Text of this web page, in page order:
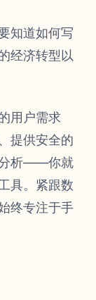
知道如何写
经济转型以
用户需求
提供安全的
分析——你就
具。紧跟数
终专注于手